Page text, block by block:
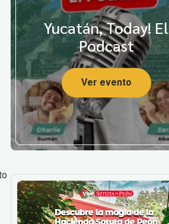
Yucatán, Today! El
Podcast
Ver evento